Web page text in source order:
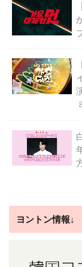
ヨントン情報↓